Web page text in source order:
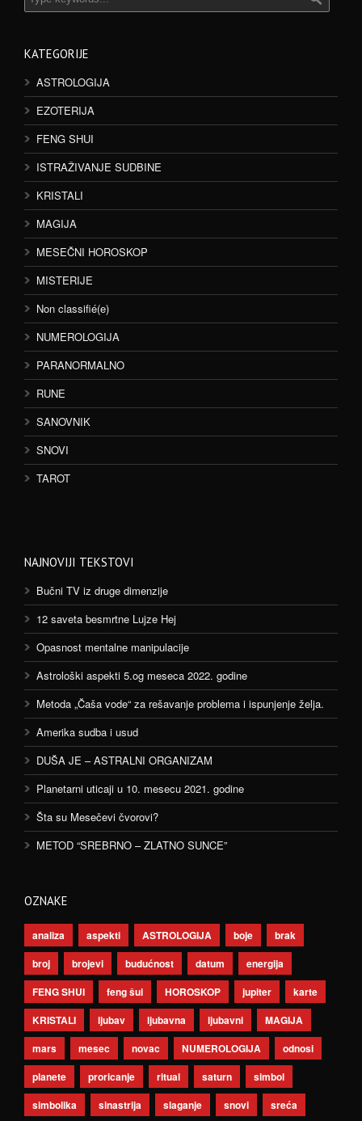
KATEGORIJE
ASTROLOGIJA
EZOTERIJA
FENG SHUI
ISTRAŽIVANJE SUDBINE
KRISTALI
MAGIJA
MESEČNI HOROSKOP
MISTERIJE
Non classifié(e)
NUMEROLOGIJA
PARANORMALNO
RUNE
SANOVNIK
SNOVI
TAROT
NAJNOVIJI TEKSTOVI
Bučni TV iz druge dimenzije
12 saveta besmrtne Lujze Hej
Opasnost mentalne manipulacije
Astrološki aspekti 5.og meseca 2022. godine
Metoda „Čaša vode“ za rešavanje problema i ispunjenje želja.
Amerika sudba i usud
DUŠA JE – ASTRALNI ORGANIZAM
Planetarni uticaji u 10. mesecu 2021. godine
Šta su Mesečevi čvorovi?
METOD “SREBRNO – ZLATNO SUNCE”
OZNAKE
analiza aspekti ASTROLOGIJA boje
brak
broj
brojevi budućnost datum
energija
FENG SHUI
feng šui HOROSKOP jupiter
karte
KRISTALI
ljubav ljubavna ljubavni
MAGIJA
mars
mesec novac NUMEROLOGIJA
odnosi
planete
proricanje ritual saturn
simbol
simbolika
sinastrija slaganje snovi sreća